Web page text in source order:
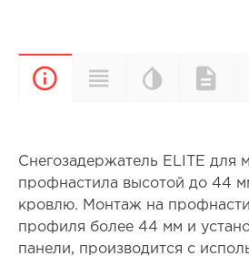
ОписаниеХарактеристики
палитра
Снегозадержатель ELITE для
профнастила высотой до 44
кровлю. Монтаж на
профиля более 44 мм и
панели, производится с